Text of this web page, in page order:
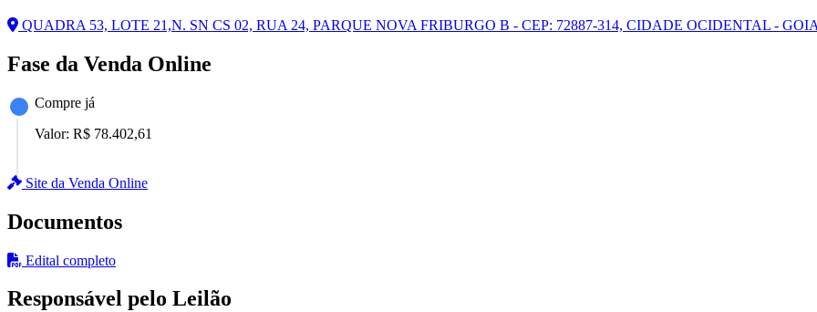
QUADRA 53, LOTE 21,N. SN CS 02, RUA 24, PARQUE NOVA FRIBURGO B - CEP: 72887-314, CIDADE OCIDENTAL -
Fase da Venda Online
Compre já
Valor: R$ 78.402,61
Site da Venda Online
Documentos
Edital completo
Responsável pelo Leilão